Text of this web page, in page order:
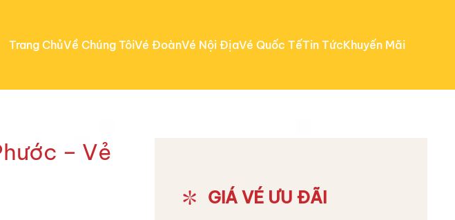
Trang ChủVề Chúng TôiVé ĐoànVé Nội ĐịaVé Quốc TếTin TứcKhuyến Mãi
– Vẻ
GIÁ VÉ ƯU ĐÃI